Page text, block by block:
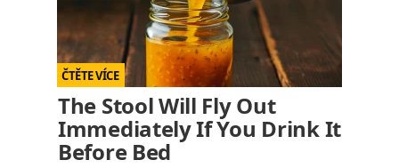
The Stool Will Fly Out
Immediately If You Drink It
Before Bed